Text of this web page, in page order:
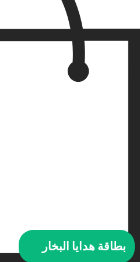
بطاقة هدايا البخار